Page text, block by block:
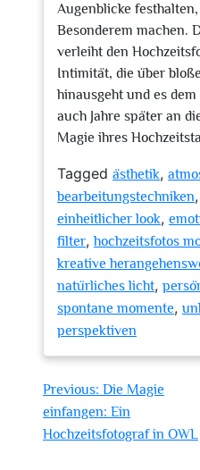
Augenblicke
Besonderem machen.
verleiht den
Intimität, die über
hinausgeht und es
auch Jahre später an
Magie ihres
Tagged ästhetik,
bearbeitungstechniken,
einheitlicher look,
filter,hochzeitsfotos
kreative
natürliches licht,
spontane momente,
perspektiven
Previous: Die Magie
einfangen: Ein
Hochzeitsfotograf in OWL